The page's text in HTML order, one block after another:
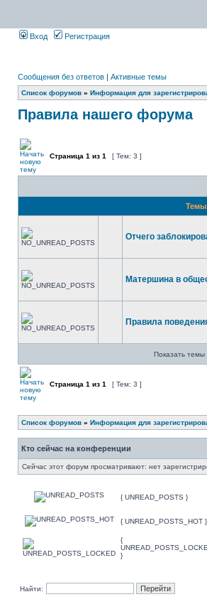
Вход Регистрация
Сообщения без ответов | Активные темы
Список форумов » Информация для
Правила нашего форума
Страница 1 из 1 [ Тем: 3 ]
Темы
Отчего
Матершина в
Правила
Показать темы
Страница 1 из 1 [ Тем: 3 ]
Список форумов » Информация для
Кто сейчас на конференции
Сейчас этот форум просматривают: нет
{ UNREAD_POSTS }
{ UNREAD_POSTS_HOT }
{
}
Найти: